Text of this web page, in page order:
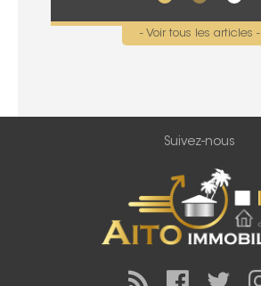
- Voir tous les articles -
Suivez-nous